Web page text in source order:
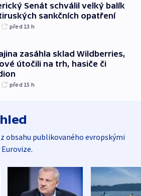
Senát schválil velký balík
sankčních opatření
před 13 h
zasáhla sklad Wildberries,
útočili na trh, hasiče či
před 15 h
obsahu publikovaného evropskými